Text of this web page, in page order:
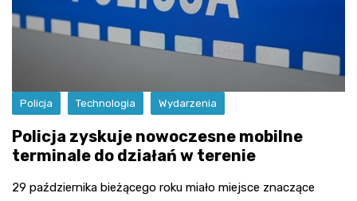
Policja Technologia Wydarzenia
Policja zyskuje nowoczesne mobilne
terminale do działań w terenie
29 października bieżącego roku miało miejsce znaczące